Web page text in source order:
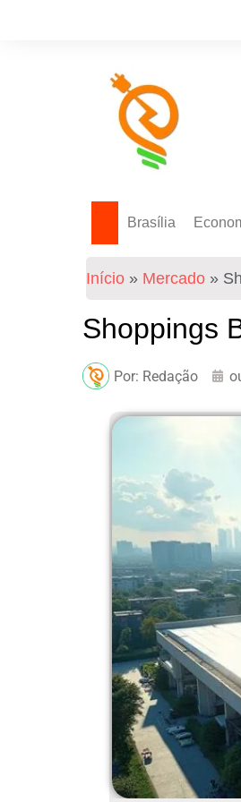
Brasília
Início » Mercado »
Shoppings
Por: Redação